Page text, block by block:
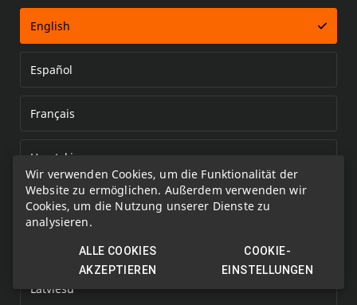
Wir verwenden Cookies, um die Funktionalität der
Website zu ermöglichen. Außerdem verwenden wir
Cookies, um die Nutzung unserer Dienste zu
analysieren.
ALLE COOKIES
AKZEPTIEREN
COOKIE-
EINSTELLUNGEN
Error loading document
English
Español
Français
Hrvatski
Italiano
Latviešu